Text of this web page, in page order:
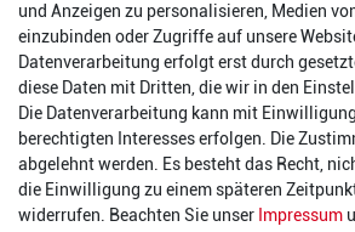
0 26 63/ 9 68 69 37
Öffnungszeiten
Dienstag:
Mittwoch:
Donnerstag:
und Anzeigen zu personalisieren, Medien
einzubinden oder Zugriffe auf unsere
Datenverarbeitung erfolgt erst durch
diese Daten mit Dritten, die wir in den
Die Datenverarbeitung kann mit
berechtigten Interesses erfolgen. Die
abgelehnt werden. Es besteht das Recht,
die Einwilligung zu einem späteren
widerrufen. Beachten Sie unser Impressum